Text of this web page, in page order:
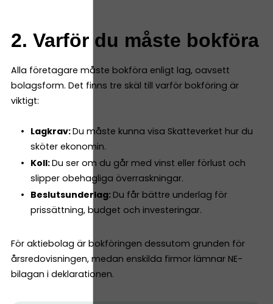
2. Varför du måste bokföra
Alla företagare måste bokföra enligt lag, oavsett
bolagsform. Det finns tre skäl till varför bokföring är
viktigt:
Lagkrav:Du måste kunna visa Skatteverket hur du
sköter ekonomin.
Koll:Du ser om du går med vinst eller förlust och
slipper obehagliga överraskningar.
Beslutsunderlag: Du får bättre underlag för
prissättning, budget och investeringar.
För aktiebolag är bokföringen dessutom grunden för
årsredovisningen, medan enskilda firmor lämnar NE-
bilagan i deklarationen.